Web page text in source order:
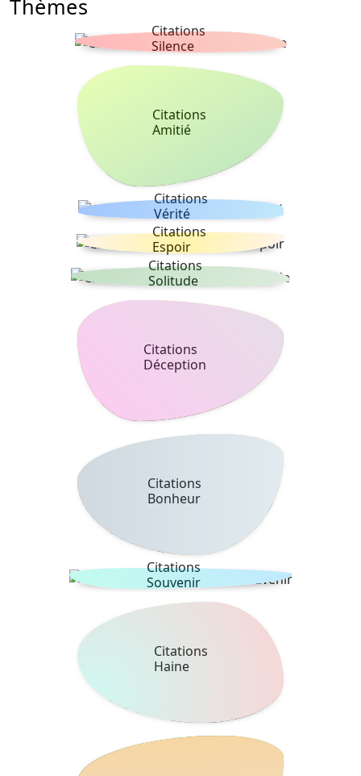
Thèmes
Citations
Silence
Citations
Amitié
Citations
Vérité
Citations
Espoir
Citations
Solitude
Citations
Déception
Citations
Bonheur
Citations
Souvenir
Citations
Haine